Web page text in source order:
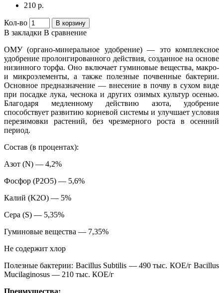
210 р.
Кол-во В корзину
В закладки В сравнение
ОМУ (органо-минеральное удобрение) — это комплексное
удобрение пролонгированного действия, созданное на основе
низинного торфа. Оно включает гуминовые вещества, макро-
и микроэлементы, а также полезные почвенные бактерии.
Основное предназначение — внесение в почву в сухом виде
при посадке лука, чеснока и других озимых культур осенью.
Благодаря медленному действию азота, удобрение
способствует развитию корневой системы и улучшает условия
перезимовки растений, без чрезмерного роста в осенний
период.
Состав (в процентах):
Азот (N) — 4,2%
Фосфор (P2O5) — 5,6%
Калий (K2O) — 5%
Сера (S) — 5,35%
Гуминовые вещества — 7,35%
Не содержит хлор
Полезные бактерии: Bacillus Subtilis — 490 тыс. КОЕ/г Bacillus
Mucilaginosus — 210 тыс. КОЕ/г
Преимущества: